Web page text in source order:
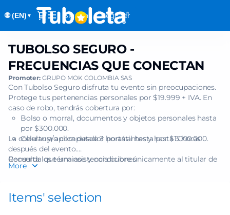
🌐 (EN) ▼ Dialog
Sign in Register
selection
FRECUENCIAS
QUE
CONECTAN]
Tuboleta.com
TUBOLSO
-
FRECUENCIAS
QUE
CONECTAN
TUBOLSO SEGURO -
FRECUENCIAS QUE CONECTAN
Promoter: GRUPO MOK COLOMBIA SAS
Con Tubolso Seguro disfruta tu evento sin preocupaciones.
Protege tus pertenencias personales por $19.999 + IVA. En
caso de robo, tendrás cobertura por:
Bolso o morral, documentos y objetos personales hasta
por $300.000.
Celular y/o computador portátil hasta por $1.000.000.
La cobertura aplica desde 3 horas antes y hasta 3 horas
después del evento.
Recuerda que una asistencia cubre únicamente al titular de
una (1) boleta.
Consulta los términos y condiciones
More
Items' selection